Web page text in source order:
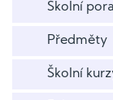
Školní
Předměty
Školní